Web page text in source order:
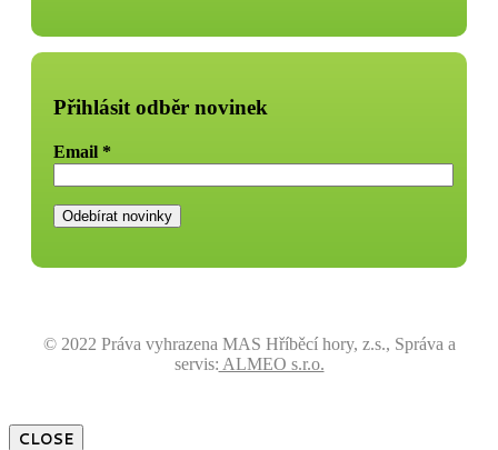
Přihlásit odběr novinek
Email *
© 2022 Práva vyhrazena MAS Hříběcí hory, z.s., Správa a
servis: ALMEO s.r.o.
CLOSE